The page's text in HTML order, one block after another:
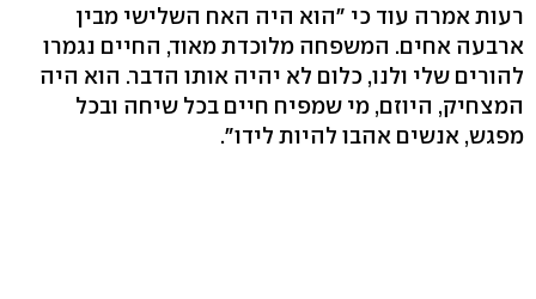
רעות אמרה עוד כי "הוא היה האח השלישי מבין
ארבעה אחים. המשפחה מלוכדת מאוד, החיים נגמרו
להורים שלי ולנו, כלום לא יהיה אותו הדבר. הוא היה
המצחיק, היוזם, מי שמפיח חיים בכל שיחה ובכל
מפגש, אנשים אהבו להיות לידו".